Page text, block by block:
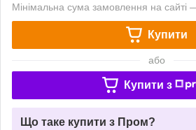
Мінімальна сума замовлення на сайті
Купити
або
Купити з
Що таке купити з Пром?